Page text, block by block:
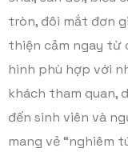
tròn, đôi mắt đơn
thiện cảm ngay từ
hình phù hợp với
khách tham quan,
đến sinh viên và
mang vẻ “nghiêm